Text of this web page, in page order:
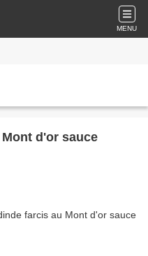
MENU
d'or sauce